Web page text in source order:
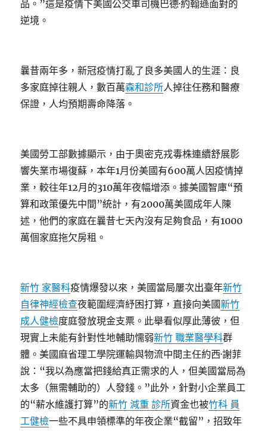
品。”這是疫情下美國公交車司機巴德·約翰遜面對的
逆境。
曩昔兩年多，新冠疫情打亂了良多美國人的生涯：良
多家庭掉往親人，數百萬森和診所人掉往任務和醫療
保證，人均預期壽命降落。
美國勞工部數據顯示，由于奧密克戎毒株連續舒展影
響失業市場復蘇，本年1月份美國有600萬人因疫情掉
業，較往年12月的310萬年夜幅增添。據美國智庫“預
算和政策優先中間”統計，有2000萬美國成年人陳
述，他們的家庭在曩昔七天內沒有足夠食品，有1000
萬個家庭拖欠房租。
新竹 家醫科疫情爆發以來，美國當局屢次出臺年新竹
自律神經檢查夜範圍經濟紓困打算，直接向美國新竹
成人健檢度庭發放現金支票。此舉看似厚此薄彼，但
現實上未能有針對性地輔助懦弱新竹 職業醫學科群
體。美國麻省理工學院運輸與物流中間主任約西·謝菲
說：“我以為應當把錢給真正需求的人，但美國當局為
太多（無需輔助的）人發錢。”此外，針對小企業員工
的“薪水維護打算”的新竹 減重 診所資金也被竹科 員
工健檢一些不具申領標準的年夜企業“截留”，招致年